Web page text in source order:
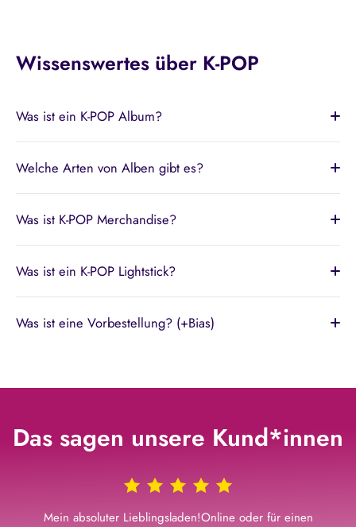
Wissenswertes über K-POP
Was ist ein K-POP Album?
Welche Arten von Alben gibt es?
Was ist K-POP Merchandise?
Was ist ein K-POP Lightstick?
Was ist eine Vorbestellung? (+Bias)
Das sagen unsere Kund*innen
Mein absoluter Lieblingsladen!Online oder für einen